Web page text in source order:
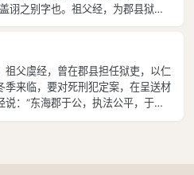
诩之别字也。祖父经，为郡县狱
月上其状，恒流涕随之。尝称曰：
郡决曹，
祖父虞经，曾在郡县担任狱吏，以仁
季来临，要对死刑犯定案，在呈送材
：“东海郡于公，执法公平，于公
国，后来做了宰相。我断讼决狱六十